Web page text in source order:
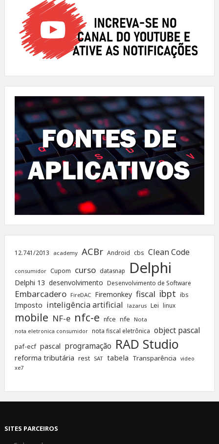
12.741/2013 academy ACBr Android cbs Clean Code
consumidor Cupom curso datasnap Delphi
Delphi 13 desenvolvimento Desenvolvimento de Software
Embarcadero FireDAC Firemonkey fiscal ibpt ibs
Imposto inteligência artificial lazarus Lei linux
mobile NF-e nfc-e nfce nfe Nota
nota eletronica consumidor nota fiscal eletrônica object pascal
paf-ecf pascal programação RAD Studio
reforma tributária rest SAT tabela Transparência video
xe7
SITES PARCEIROS